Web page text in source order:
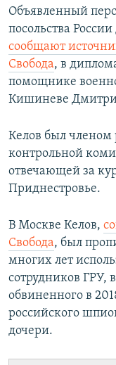
Объявленный
посольства
сообщают
Свобода, в
помощнике
Кишиневе
Келов был членом
контрольной
отвечающей за
Приднестровье.
В Москве Келов,
Свобода, был
многих лет
сотрудников ГРУ,
обвиненного в
российского
дочери.